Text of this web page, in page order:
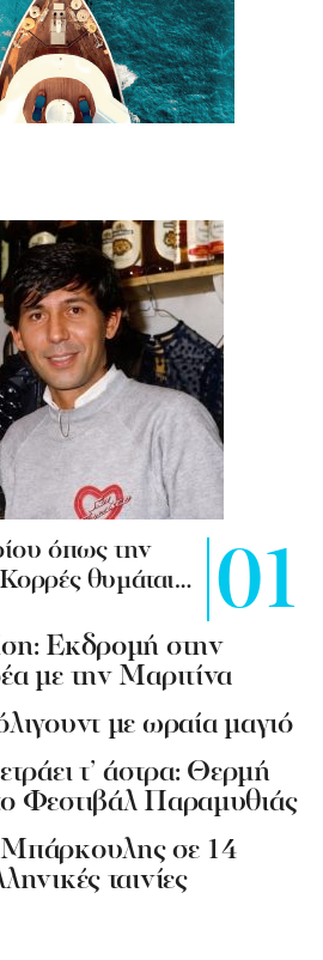
όπως την
θυμάται…
Εκδρομή στην
με την Μαριτίνα
με ωραία μαγιό
τ’ άστρα: Θερμή
Φεστιβάλ Παραμυθιάς
σε 14
ταινίες